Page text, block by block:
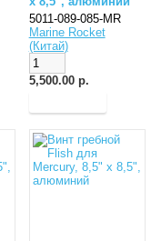
5011-089-085-MR
Marine Rocket
(Китай)
5,500.00 р.